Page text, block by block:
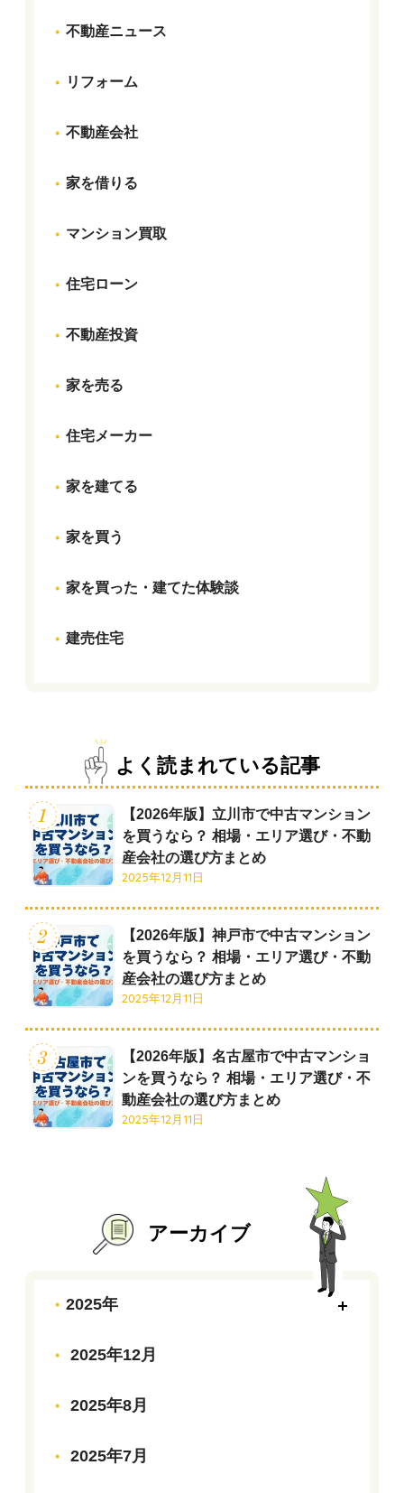
不動産ニュース
リフォーム
不動産会社
家を借りる
マンション買取
住宅ローン
不動産投資
家を売る
住宅メーカー
家を建てる
家を買う
家を買った・建てた体験談
建売住宅
よく読まれている記事
【2026年版】立川市で中古マンション
を買うなら？ 相場・エリア選び・不動
産会社の選び方まとめ
2025年12月11日
【2026年版】神戸市で中古マンション
を買うなら？ 相場・エリア選び・不動
産会社の選び方まとめ
2025年12月11日
【2026年版】名古屋市で中古マンショ
ンを買うなら？ 相場・エリア選び・不
動産会社の選び方まとめ
2025年12月11日
アーカイブ
2025年
2025年12月
2025年8月
2025年7月